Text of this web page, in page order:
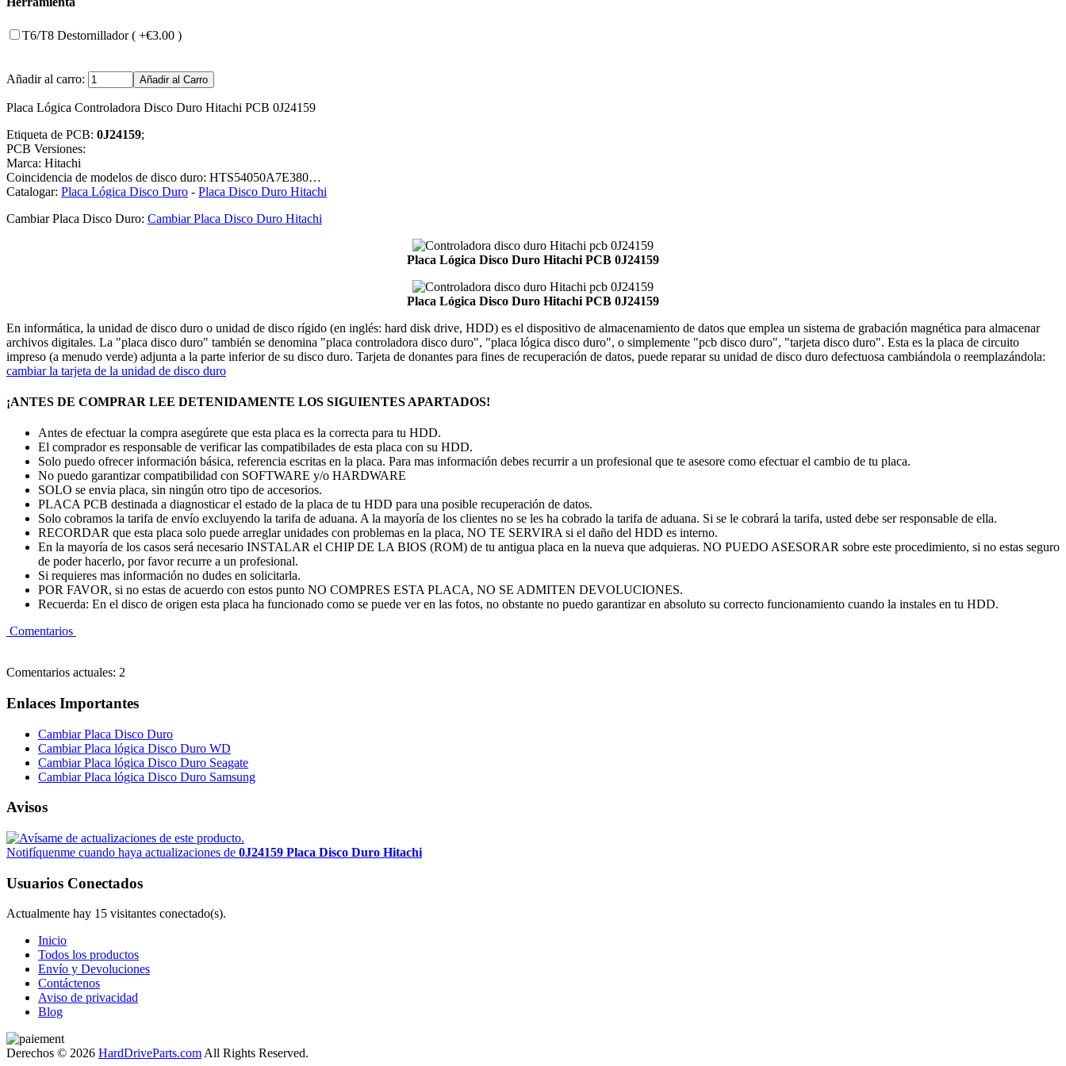
T6/T8 Destornillador ( +€3.00 )
Añadir al carro:
Placa Lógica Controladora Disco Duro Hitachi PCB 0J24159
Etiqueta de PCB: 0J24159;
PCB Versiones:
Marca: Hitachi
Coincidencia de modelos de disco duro: HTS54050A7E380…
Catalogar: Placa Lógica Disco Duro - Placa Disco Duro Hitachi
Cambiar Placa Disco Duro: Cambiar Placa Disco Duro Hitachi
Placa Lógica Disco Duro Hitachi PCB 0J24159
Placa Lógica Disco Duro Hitachi PCB 0J24159
En informática, la unidad de disco duro o unidad de disco rígido (en inglés: hard disk drive, HDD) es el dispositivo de almacenamiento de datos que emplea un sistema de grabación magnética para almacenar
archivos digitales. La "placa disco duro" también se denomina "placa controladora disco duro", "placa lógica disco duro", o simplemente "pcb disco duro", "tarjeta disco duro". Esta es la placa de circuito
impreso (a menudo verde) adjunta a la parte inferior de su disco duro. Tarjeta de donantes para fines de recuperación de datos, puede reparar su unidad de disco duro defectuosa cambiándola o reemplazándola:
cambiar la tarjeta de la unidad de disco duro
¡ANTES DE COMPRAR LEE DETENIDAMENTE LOS SIGUIENTES APARTADOS!
Antes de efectuar la compra asegúrete que esta placa es la correcta para tu HDD.
El comprador es responsable de verificar las compatibilades de esta placa con su HDD.
Solo puedo ofrecer información básica, referencia escritas en la placa. Para mas información debes recurrir a un profesional que te asesore como efectuar el cambio de tu placa.
No puedo garantizar compatibilidad con SOFTWARE y/o HARDWARE
SOLO se envia placa, sin ningún otro tipo de accesorios.
PLACA PCB destinada a diagnosticar el estado de la placa de tu HDD para una posible recuperación de datos.
Solo cobramos la tarifa de envío excluyendo la tarifa de aduana. A la mayoría de los clientes no se les ha cobrado la tarifa de aduana. Si se le cobrará la tarifa, usted debe ser responsable de ella.
RECORDAR que esta placa solo puede arreglar unidades con problemas en la placa, NO TE SERVIRA si el daño del HDD es interno.
En la mayoría de los casos será necesario INSTALAR el CHIP DE LA BIOS (ROM) de tu antigua placa en la nueva que adquieras. NO PUEDO ASESORAR sobre este procedimiento, si no estas seguro
de poder hacerlo, por favor recurre a un profesional.
Si requieres mas información no dudes en solicitarla.
POR FAVOR, si no estas de acuerdo con estos punto NO COMPRES ESTA PLACA, NO SE ADMITEN DEVOLUCIONES.
Recuerda: En el disco de origen esta placa ha funcionado como se puede ver en las fotos, no obstante no puedo garantizar en absoluto su correcto funcionamiento cuando la instales en tu HDD.
Comentarios
Comentarios actuales: 2
Enlaces Importantes
Cambiar Placa Disco Duro
Cambiar Placa lógica Disco Duro WD
Cambiar Placa lógica Disco Duro Seagate
Cambiar Placa lógica Disco Duro Samsung
Avisos
Notifíquenme cuando haya actualizaciones de 0J24159 Placa Disco Duro Hitachi
Usuarios Conectados
Actualmente hay 15 visitantes conectado(s).
Inicio
Todos los productos
Envío y Devoluciones
Contáctenos
Aviso de privacidad
Blog
Derechos © 2026 HardDriveParts.com All Rights Reserved.